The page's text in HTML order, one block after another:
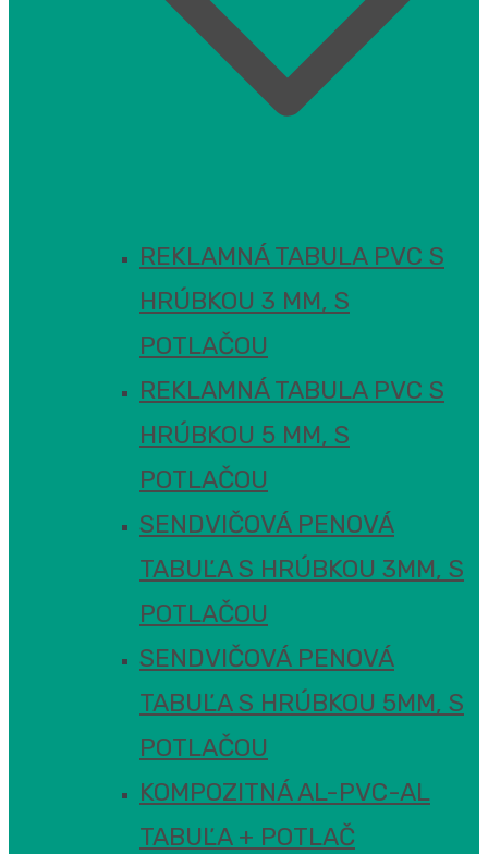
REKLAMNÁ TABULA PVC S
HRÚBKOU 3 MM, S
POTLAČOU
REKLAMNÁ TABULA PVC S
HRÚBKOU 5 MM, S
POTLAČOU
SENDVIČOVÁ PENOVÁ
TABUĽA S HRÚBKOU 3MM, S
POTLAČOU
SENDVIČOVÁ PENOVÁ
TABUĽA S HRÚBKOU 5MM, S
POTLAČOU
KOMPOZITNÁ AL-PVC-AL
TABUĽA + POTLAČ